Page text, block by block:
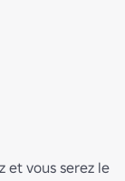
et vous serez le